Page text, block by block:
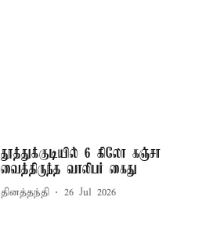
தூத்துக்குடியில் 6 கிலோ கஞ்சா
வைத்திருந்த வாலிபர் கைது
தினத்தந்தி 26 Jul 2026